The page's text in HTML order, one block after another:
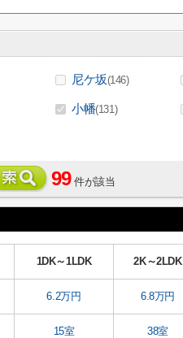
尼ケ坂(146)
小幡(131)
99 件が該当
1DK～1LDK 2K～2LDK
6.2万円 6.8万円
15室 38室